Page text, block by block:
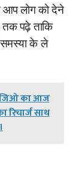
आप लोग को देने
तक पढ़े ताकि
समस्या के ले
जिओ का आज
रिचार्ज साथ